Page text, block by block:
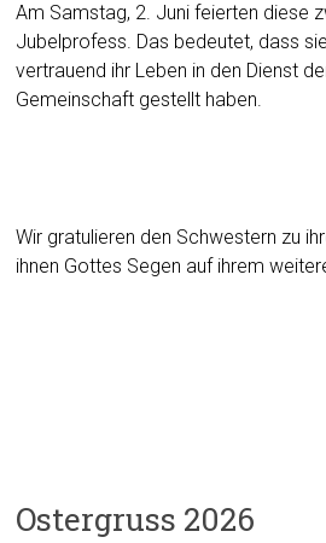
Am Samstag, 2. Juni feierten diese
Jubelprofess. Das bedeutet, dass
vertrauend ihr Leben in den Dienst
Gemeinschaft gestellt haben.
Wir gratulieren den Schwestern zu
ihnen Gottes Segen auf ihrem
Ostergruss 2026